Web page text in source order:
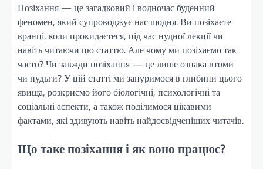
Позіхання — це загадковий і водночас буденний
феномен, який супроводжує нас щодня. Ви позіхаєте
вранці, коли прокидаєтеся, під час нудної лекції чи
навіть читаючи цю статтю. Але чому ми позіхаємо так
часто? Чи завжди позіхання — це лише ознака втоми
чи нудьги? У цій статті ми зануримося в глибини цього
явища, розкриємо його біологічні, психологічні та
соціальні аспекти, а також поділимося цікавими
фактами, які здивують навіть найдосвідченіших читачів.
Що таке позіхання і як воно працює?